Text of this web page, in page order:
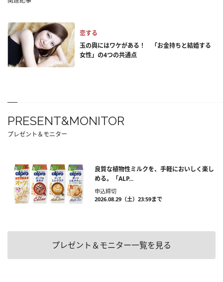
恋する
玉の輿にはワケがある！ 「お金持ちと結婚する
女性」の4つの共通点
PRESENT&MONITOR
プレゼント＆モニター
良質な植物性ミルクを、手軽においしく楽し
める。「ALP...
申込締切
2026.08.29（土）23:59まで
プレゼント＆モニター一覧を見る